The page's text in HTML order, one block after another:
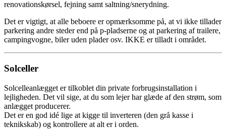
renovationskørsel, fejning samt saltning/snerydning.
Det er vigtigt, at alle beboere er opmærksomme på, at vi ikke tillader
parkering andre steder end på p-pladserne og at parkering af trailere,
campingvogne, biler uden plader osv. IKKE er tilladt i området.
Solceller
Solcelleanlægget er tilkoblet din private forbrugsinstallation i
lejligheden. Det vil sige, at du som lejer har glæde af den strøm, som
anlægget producerer.
Det er en god idé lige at kigge til inverteren (den grå kasse i
teknikskab) og kontrollere at alt er i orden.